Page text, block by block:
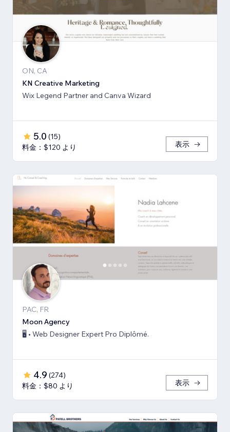
ON, CA
KN Creative Marketing
Wix Legend Partner and Canva Wizard
5.0 (15)
料金：$120 より
表示
PAC, FR
Moon Agency
🖥️ • Web Designer Expert Pro Diplômé.
4.9 (274)
料金：$80 より
表示